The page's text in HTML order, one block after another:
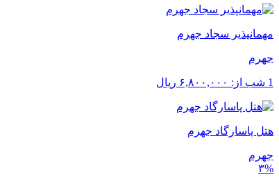
مهمانپذیر سجاد جهرم
جهرم
1 شب از: ۶,۸۰۰,۰۰۰ ریال
هتل پاسارگاد جهرم
جهرم
۳%